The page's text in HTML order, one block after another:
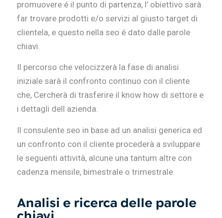
promuovere é il punto di partenza, l’ obiettivo sarà
far trovare prodotti e/o servizi al giusto target di
clientela, e questo nella seo é dato dalle parole
chiavi.
Il percorso che velocizzerà la fase di analisi
iniziale sarà il confronto continuo con il cliente
che, Cercherà di trasferire il know how di settore e
i dettagli dell azienda.
Il consulente seo in base ad un analisi generica ed
un confronto con il cliente procederà a sviluppare
le seguenti attività, alcune una tantum altre con
cadenza mensile, bimestrale o trimestrale.
Analisi e ricerca delle parole